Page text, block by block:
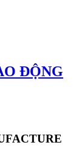
ĐỘNG